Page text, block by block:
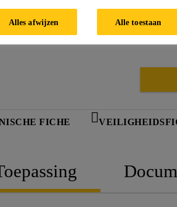
FICHE
Alles afwijzen Alle toestaan